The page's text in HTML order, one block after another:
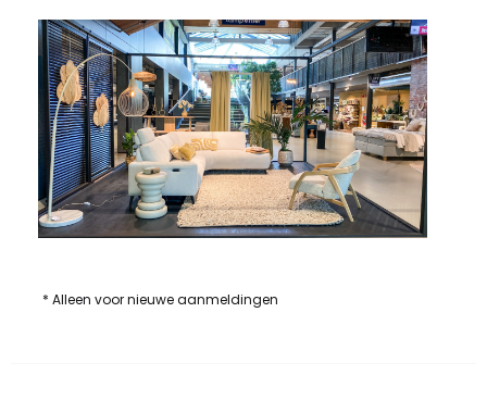
* Alleen voor nieuwe aanmeldingen